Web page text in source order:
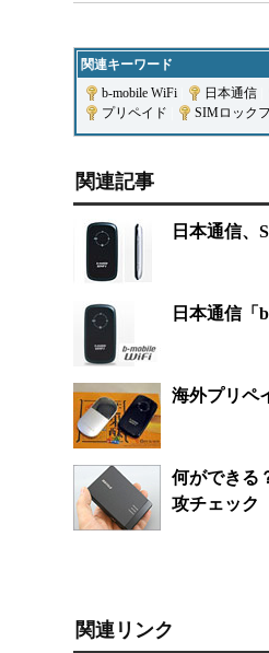
関連キーワード
b-mobile WiFi
日本通信
プリペイド
SIMロック
関連記事
日本通信、
日本通信「
海外プリペ
何ができる
攻チェック
関連リンク